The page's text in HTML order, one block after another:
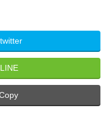
twitter
LINE